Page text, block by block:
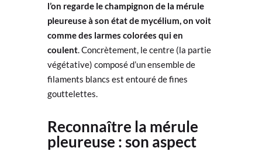
l’on regarde le champignon de la mérule
pleureuse à son état de mycélium, on voit
comme des larmes colorées qui en
coulent. Concrètement, le centre (la partie
végétative) composé d’un ensemble de
filaments blancs est entouré de fines
gouttelettes.
Reconnaître la mérule
pleureuse : son aspect